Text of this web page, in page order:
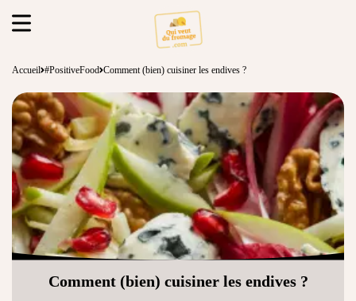
Accueil #PositiveFood Comment (bien) cuisiner les endives ?
Comment (bien) cuisiner les endives ?